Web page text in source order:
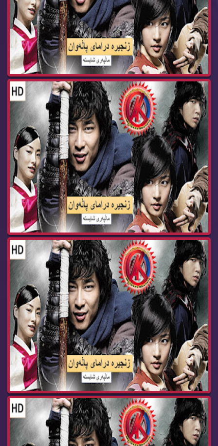
زنجیره‌ درامای پاڵه‌وان ئه‌ڵقه‌ی 36 Dramay pala...
زنجیره‌ درامای پاڵه‌وان ئه‌ڵقه‌ی 35 Dramay pala...
زنجیره‌ درامای پاڵه‌وان ئه‌ڵقه‌ی 34 Dramay pala...